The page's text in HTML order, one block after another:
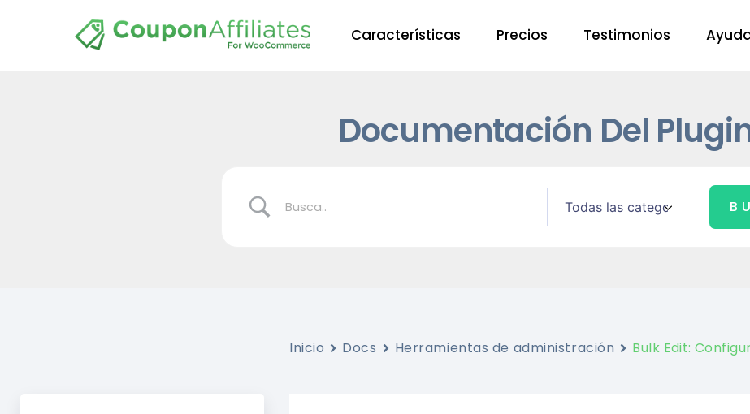
Características Precios Testimonios
Documentación Del
Inicio Docs Herramientas de administración Bulk Edit: